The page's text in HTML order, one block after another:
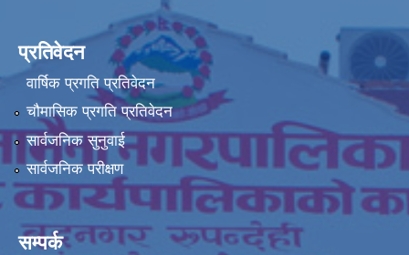
प्रतिवेदन
वार्षिक प्रगति प्रतिवेदन
चौमासिक प्रगति प्रतिवेदन
सार्वजनिक सुनुवाई
सार्वजनिक परीक्षण
सम्पर्क